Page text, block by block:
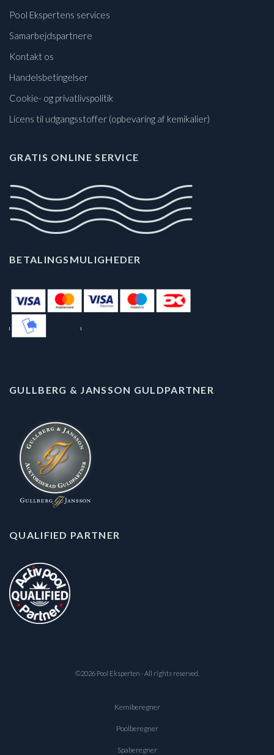
Pool Ekspertens services
Samarbejdspartnere
Kontakt os
Handelsbetingelser
Cookie- og privatlivspolitik
Licens til udgangsstoffer (opbevaring af kemikalier)
GRATIS ONLINE SERVICE
BETALINGSMULIGHEDER
GULLBERG & JANSSON GULDPARTNER
QUALIFIED PARTNER
©2026 Pool Eksperten · All rights reserved.
Kemiberegner
Poolberegner
Spaberegner